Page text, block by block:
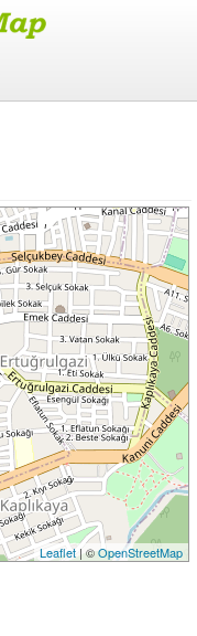
Leaflet| ©OpenStreetMap